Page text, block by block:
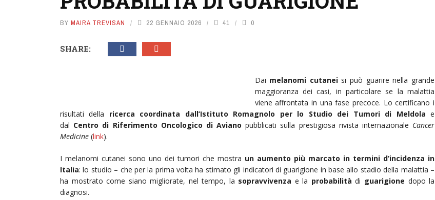
BY MAIRA TREVISAN 22 GENNAIO 2026 41 0
SHARE:
Dai melanomi cutaneisi può guarire nella grande
maggioranza dei casi, in particolare se la malattia
viene affrontata in una fase precoce. Lo certificano i
risultati della ricerca coordinata dall’Istituto Romagnolo per lo Studio dei Tumori di Meldolae
dal Centro di Riferimento Oncologico di Aviano pubblicati sulla prestigiosa rivista internazionale Cancer
Medicine (link).
I melanomi cutanei sono uno dei tumori che mostra un aumento più marcato in termini d’incidenza in
Italia: lo studio – che per la prima volta ha stimato gli indicatori di guarigione in base allo stadio della malattia –
ha mostrato come siano migliorate, nel tempo, la sopravvivenza e la probabilità di guarigione dopo la
diagnosi.